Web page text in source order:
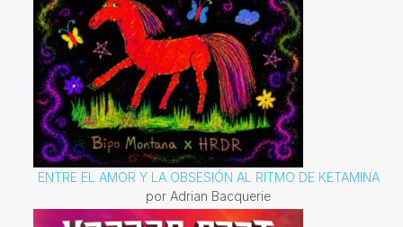
ENTRE EL AMOR Y LA OBSESIÓN AL RITMO DE KETAMINA
por Adrian Bacquerie